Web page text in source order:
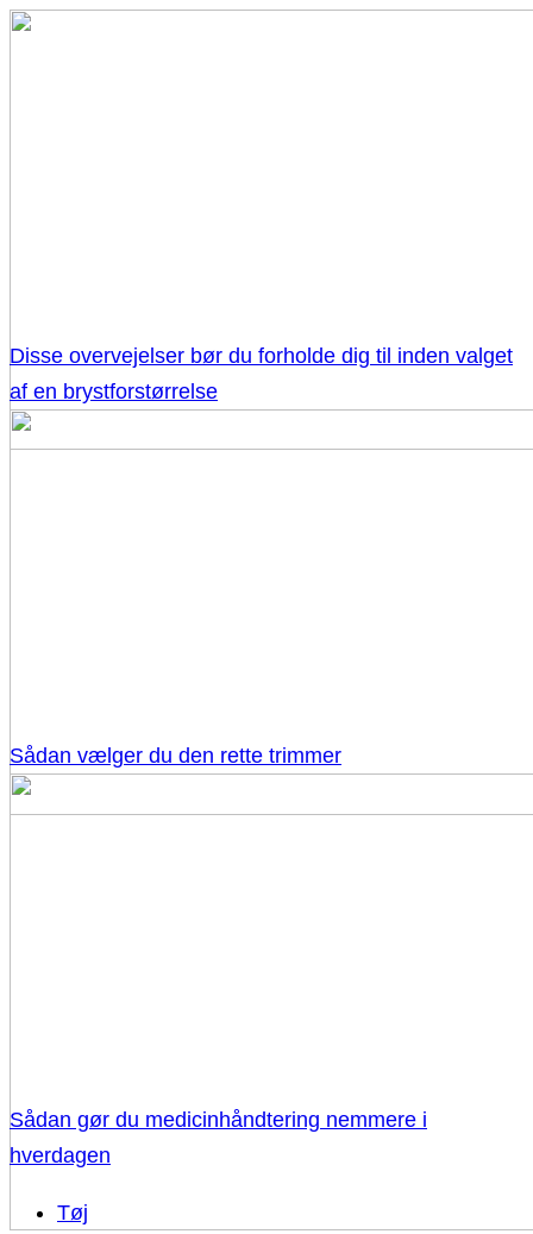
Disse overvejelser bør du forholde dig til inden valget
af en brystforstørrelse
Sådan vælger du den rette trimmer
Sådan gør du medicinhåndtering nemmere i
hverdagen
Tøj